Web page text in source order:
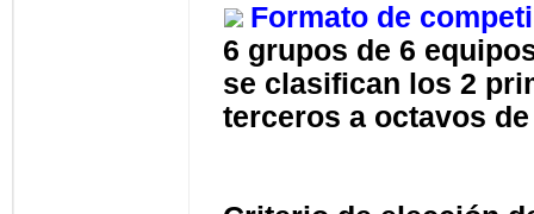
Formato de
6 grupos de 6
se clasifican los 2
terceros a octavos